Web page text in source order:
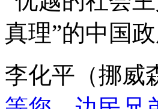
真理”的中国
李化平（挪威